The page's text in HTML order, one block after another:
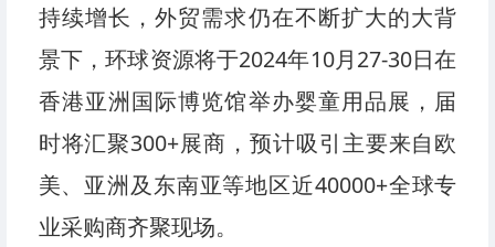
持续增长，外贸需求仍在不断扩大的大背
景下，环球资源将于2024年10月27-30日在
香港亚洲国际博览馆举办婴童用品展，届
时将汇聚300+展商，预计吸引主要来自欧
美、亚洲及东南亚等地区近40000+全球专
业采购商齐聚现场。